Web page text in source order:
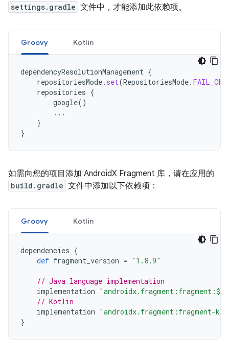
settings.gradle 文件中，才能添加此依赖项。
Groovy Kotlin
dependencyResolutionManagement {
repositoriesMode. set(RepositoriesMode.
repositories {
google()
...
}
}
如需向您的项目添加 AndroidX Fragment 库，请在应用的
build.gradle 文件中添加以下依赖项：
Groovy Kotlin
dependencies {
def fragment_version = "1.8.9"
// Java language implementation
implementation
// Kotlin
implementation "androidx.fragment:fragment-
}